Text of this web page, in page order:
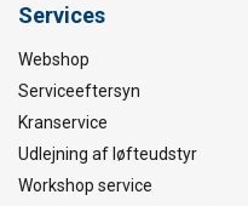
Services
Webshop
Serviceeftersyn
Kranservice
Udlejning af løfteudstyr
Workshop service